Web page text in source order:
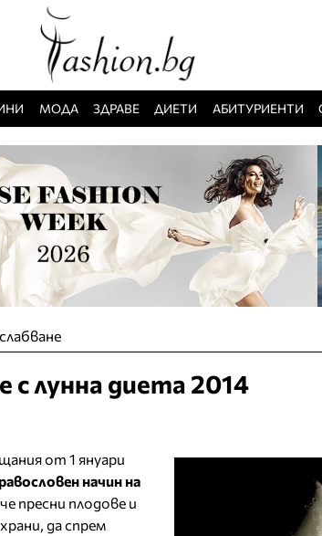
МОДА ЗДРАВЕ ДИЕТИ АБИТУРИЕНТИ
с лунна диета 2014
от 1 януари
начин на
пресни плодове и
да спрем